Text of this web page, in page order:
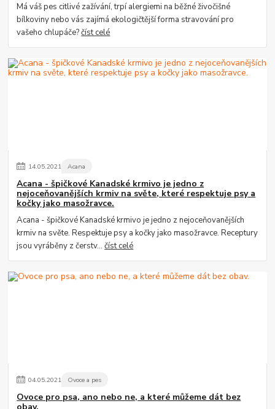
Má váš pes citlivé zažívání, trpí alergiemi na běžné živočišné
bílkoviny nebo vás zajímá ekologičtější forma stravování pro
vašeho chlupáče?číst celé
14.05.2021 Acana
Acana - špičkové Kanadské krmivo je jedno z
nejoceňovanějších krmiv na světe, které respektuje psy a
kočky jako masožravce.
Acana - špičkové Kanadské krmivo je jedno z nejoceňovanějších
krmiv na světe. Respektuje psy a kočky jako masožravce. Receptury
jsou vyráběny z čerstv...číst celé
04.05.2021 Ovoce a pes
Ovoce pro psa, ano nebo ne, a které můžeme dát bez